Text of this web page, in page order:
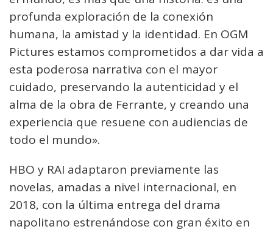
profunda exploración de la conexión
humana, la amistad y la identidad. En OGM
Pictures estamos comprometidos a dar vida a
esta poderosa narrativa con el mayor
cuidado, preservando la autenticidad y el
alma de la obra de Ferrante, y creando una
experiencia que resuene con audiencias de
todo el mundo».
HBO y RAI adaptaron previamente las
novelas, amadas a nivel internacional, en
2018, con la última entrega del drama
napolitano estrenándose con gran éxito en